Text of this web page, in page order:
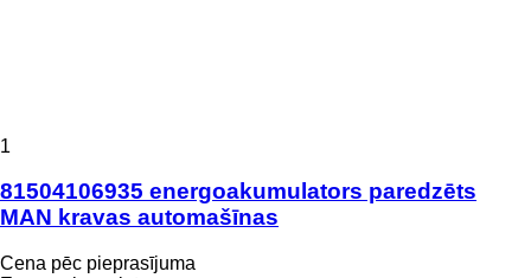
1
81504106935 energoakumulators paredzēts
MAN kravas automašīnas
Cena pēc pieprasījuma